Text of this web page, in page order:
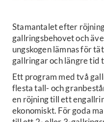
Stamantalet efter
gallringsbehovet och
ungskogen lämnas för
gallringar och längre tid
Ett program med två
flesta tall- och
en röjning till ett
ekonomiskt. För goda